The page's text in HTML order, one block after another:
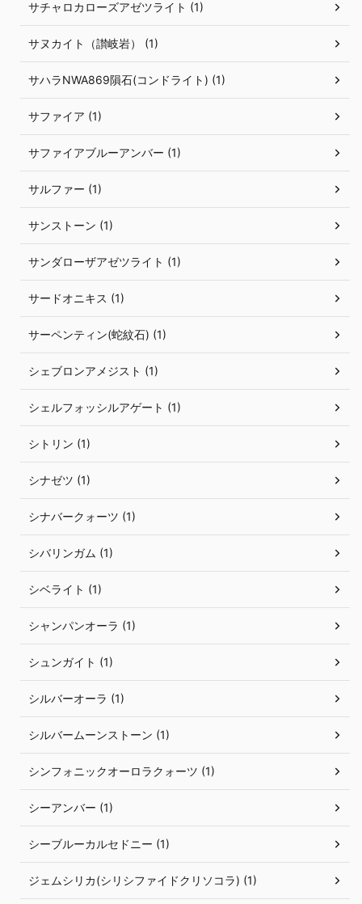
サチャロカローズアゼツライト (1)
サヌカイト（讃岐岩） (1)
サハラNWA869隕石(コンドライト) (1)
サファイア (1)
サファイアブルーアンバー (1)
サルファー (1)
サンストーン (1)
サンダローザアゼツライト (1)
サードオニキス (1)
サーペンティン(蛇紋石) (1)
シェブロンアメジスト (1)
シェルフォッシルアゲート (1)
シトリン (1)
シナゼツ (1)
シナバークォーツ (1)
シバリンガム (1)
シベライト (1)
シャンパンオーラ (1)
シュンガイト (1)
シルバーオーラ (1)
シルバームーンストーン (1)
シンフォニックオーロラクォーツ (1)
シーアンバー (1)
シーブルーカルセドニー (1)
ジェムシリカ(シリシファイドクリソコラ) (1)